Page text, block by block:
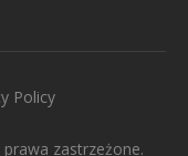
zastrzeżone.
Policy